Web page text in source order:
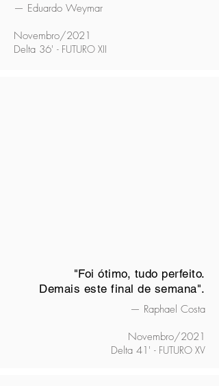
— Eduardo Weymar
Novembro/2021
Delta 36' - FUTURO XII
"Foi ótimo, tudo perfeito.
Demais este final de semana".
— Raphael Costa
Novembro/2021
Delta 41' - FUTURO XV